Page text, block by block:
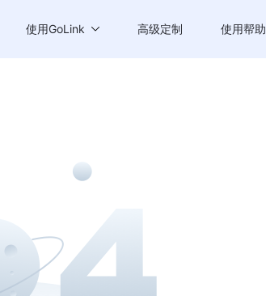
使用GoLink 高级定制 使用帮助